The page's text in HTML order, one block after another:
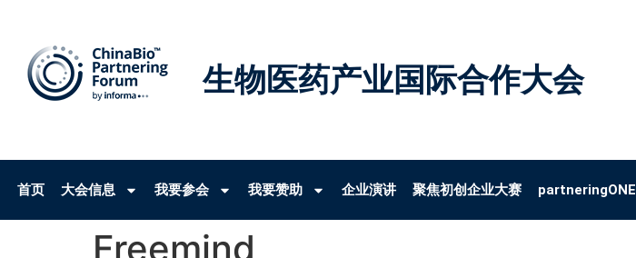
生物医药产业国际合作大会
首页 大会信息 我要参会 我要赞助 企业演讲 聚焦初创企业大赛 partneringONE
Freemind